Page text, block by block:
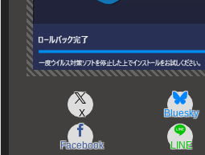
X Bluesky
Facebook LINE